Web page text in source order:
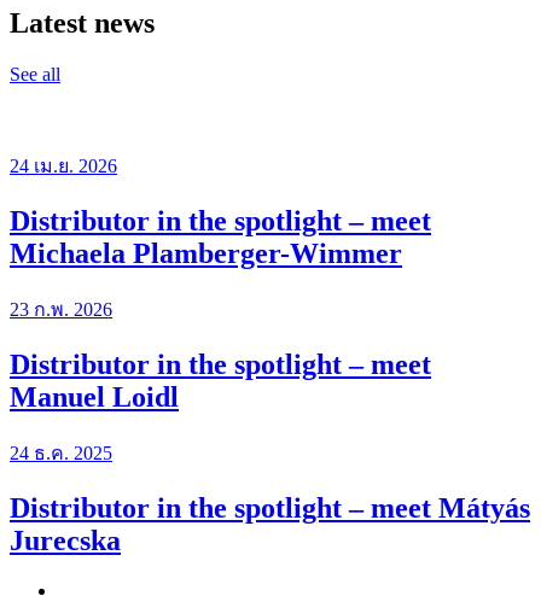
Latest news
See all
24 เม.ย. 2026
Distributor in the spotlight – meet
Michaela Plamberger-Wimmer
23 ก.พ. 2026
Distributor in the spotlight – meet
Manuel Loidl
24 ธ.ค. 2025
Distributor in the spotlight – meet Mátyás
Jurecska